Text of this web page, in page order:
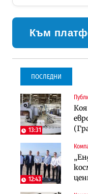
Към
ПОСЛЕДНИ
13:31
12:43